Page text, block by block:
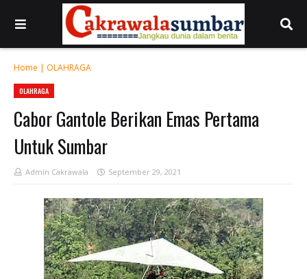
Home | OLAHRAGA
OLAHRAGA
Cabor Gantole Berikan Emas Pertama
Untuk Sumbar
Admin Cakrawala September 29, 2021